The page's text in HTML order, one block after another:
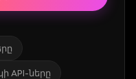
API-ները